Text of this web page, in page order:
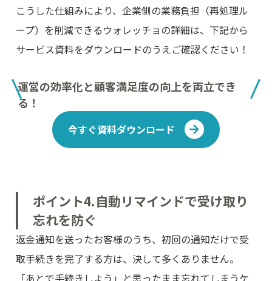
こうした仕組みにより、企業側の業務負担（再処理ル
ープ）を削減できるウォレッチョの詳細は、下記から
サービス資料をダウンロードのうえご確認ください！
運営の効率化と顧客満足度の向上を両立でき
る！
今すぐ資料ダウンロード
ポイント4.自動リマインドで受け取り
忘れを防ぐ
返金通知を送ったお客様のうち、初回の通知だけで受
取手続きを完了する方は、決して多くありません。
「あとで手続きしよう」と思ったまま忘れてしまうケ